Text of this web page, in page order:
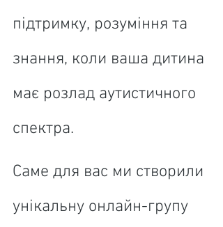
підтримку, розуміння та
знання, коли ваша дитина
має розлад аутистичного
спектра.
Саме для вас ми створили
унікальну онлайн-групу